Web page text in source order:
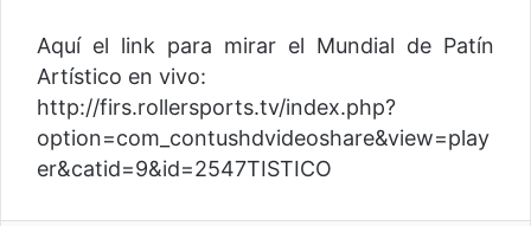
Aquí el link para mirar el Mundial de Patín
Artístico en vivo:
http://firs.rollersports.tv/index.php?
option=com_contushdvideoshare&view=play
er&catid=9&id=2547TISTICO